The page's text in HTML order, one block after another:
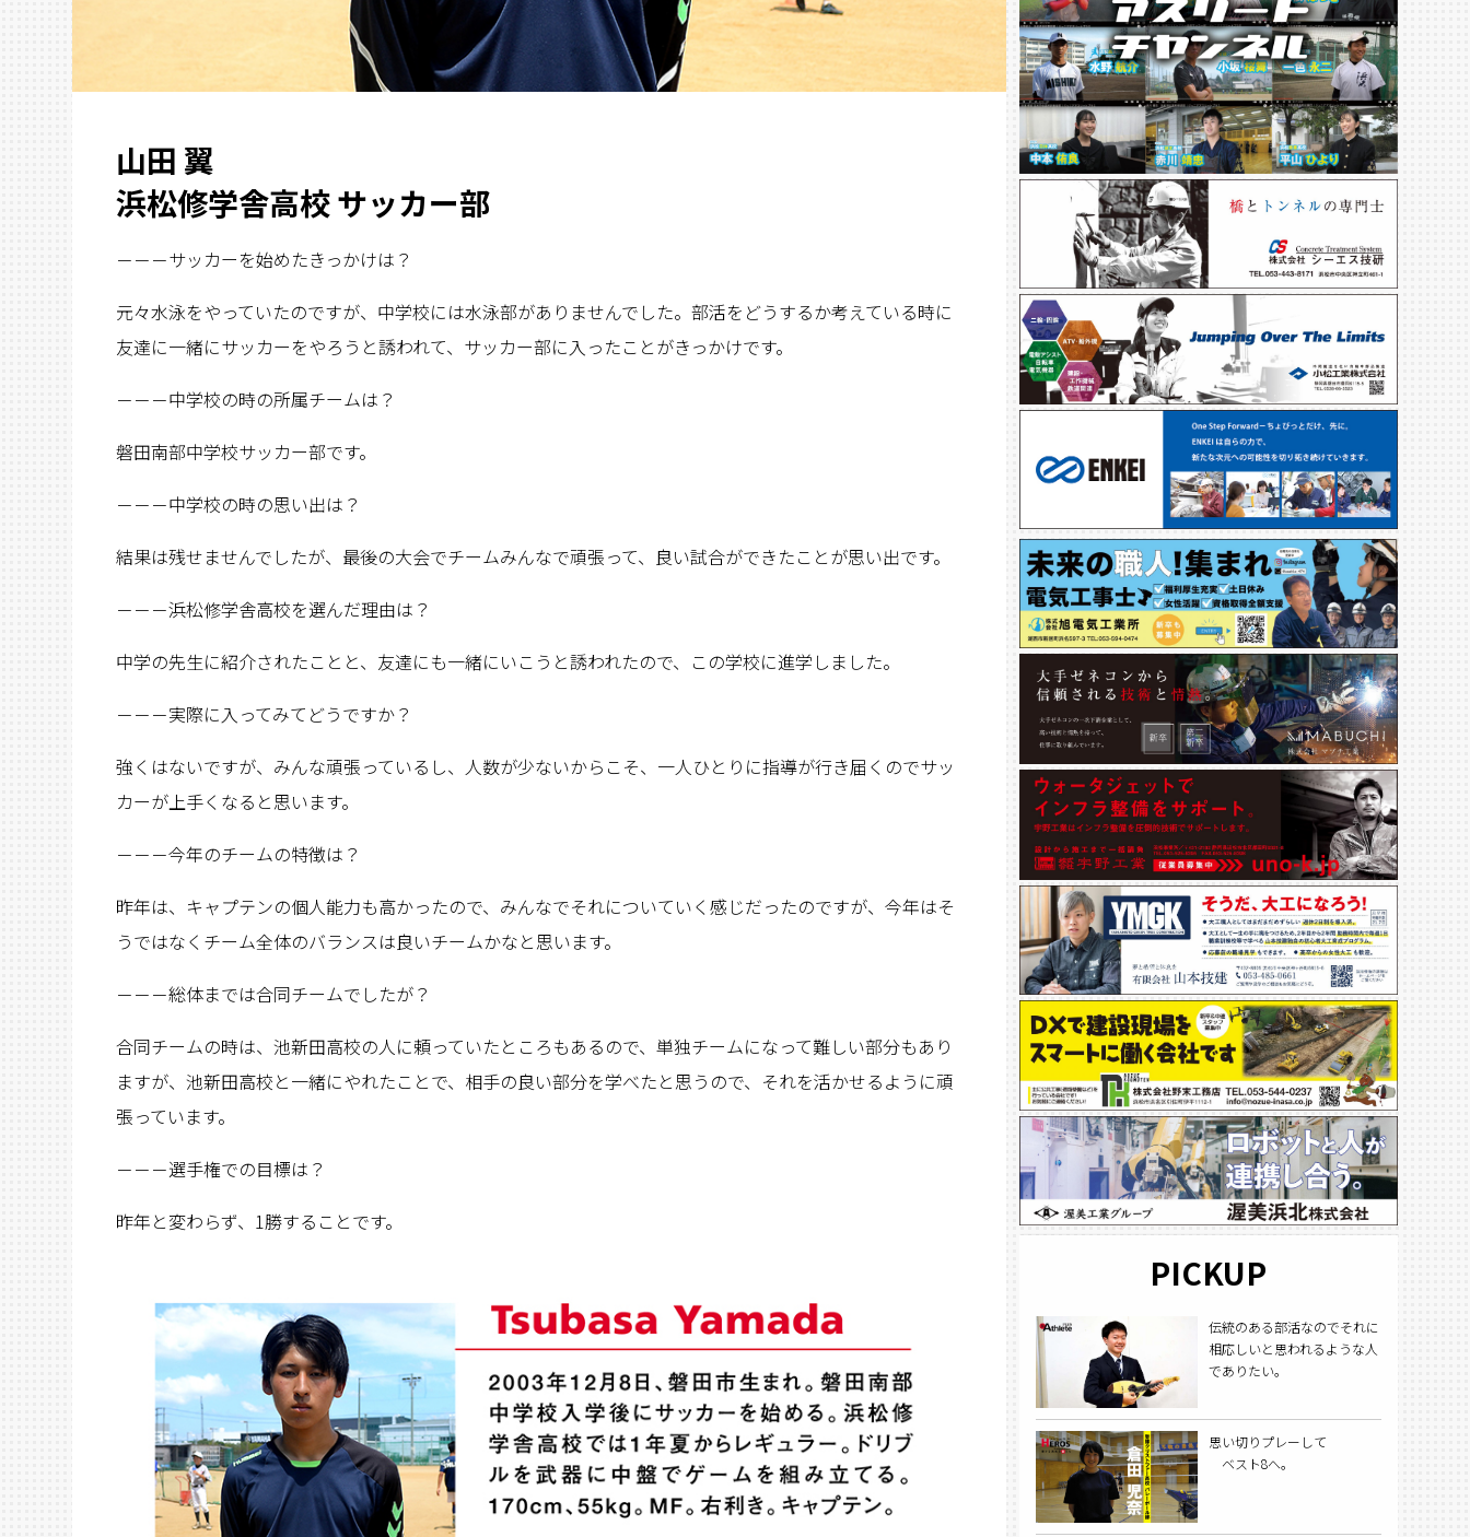
山田 翼
浜松修学舎高校 サッカー部
－－－サッカーを始めたきっかけは？
元々水泳をやっていたのですが、中学校には水泳部がありませんでした。部活をどうするか考えている時に
友達に一緒にサッカーをやろうと誘われて、サッカー部に入ったことがきっかけです。
－－－中学校の時の所属チームは？
磐田南部中学校サッカー部です。
－－－中学校の時の思い出は？
結果は残せませんでしたが、最後の大会でチームみんなで頑張って、良い試合ができたことが思い出です。
－－－浜松修学舎高校を選んだ理由は？
中学の先生に紹介されたことと、友達にも一緒にいこうと誘われたので、この学校に進学しました。
－－－実際に入ってみてどうですか？
強くはないですが、みんな頑張っているし、人数が少ないからこそ、一人ひとりに指導が行き届くのでサッ
カーが上手くなると思います。
－－－今年のチームの特徴は？
昨年は、キャプテンの個人能力も高かったので、みんなでそれについていく感じだったのですが、今年はそ
うではなくチーム全体のバランスは良いチームかなと思います。
－－－総体までは合同チームでしたが？
合同チームの時は、池新田高校の人に頼っていたところもあるので、単独チームになって難しい部分もあり
ますが、池新田高校と一緒にやれたことで、相手の良い部分を学べたと思うので、それを活かせるように頑
張っています。
－－－選手権での目標は？
昨年と変わらず、1勝することです。
PICKUP
伝統のある部活なのでそれに
相応しいと思われるような人
でありたい。
思い切りプレーして
ベスト8へ。